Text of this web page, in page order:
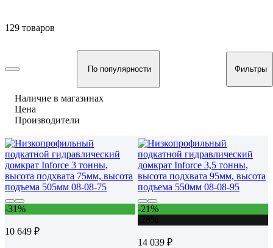
129 товаров
По популярности Фильтры
Наличие в магазинах
Цена
Производители
-31%
10 649 ₽
-21%
14 039 ₽